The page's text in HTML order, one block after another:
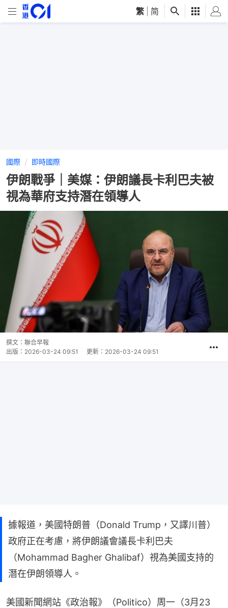
繁 简
國際 即時國際
伊朗戰爭｜美媒：伊朗議長卡利巴夫被
視為華府支持潛在領導人
撰文： 聯合早報
出版： 2026-03-24 09:51 更新： 2026-03-24 09:51
據報道，美國特朗普（Donald Trump，又譯川普）
政府正在考慮，將伊朗議會議長卡利巴夫
（Mohammad Bagher Ghalibaf）視為美國支持的
潛在伊朗領導人。
美國新聞網站《政治報》（Politico）周一（3月23